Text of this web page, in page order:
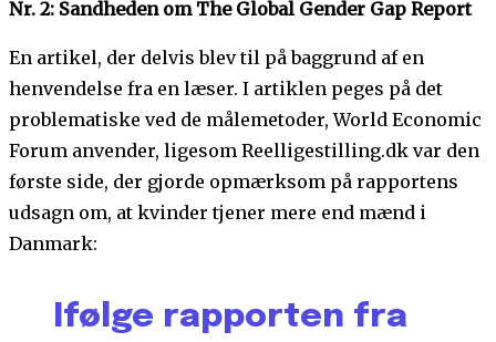
Nr. 2: Sandheden om The Global Gender Gap Report
En artikel, der delvis blev til på baggrund af en
henvendelse fra en læser. I artiklen peges på det
problematiske ved de målemetoder, World Economic
Forum anvender, ligesom Reelligestilling.dk var den
første side, der gjorde opmærksom på rapportens
udsagn om, at kvinder tjener mere end mænd i
Danmark:
Ifølge rapporten fra